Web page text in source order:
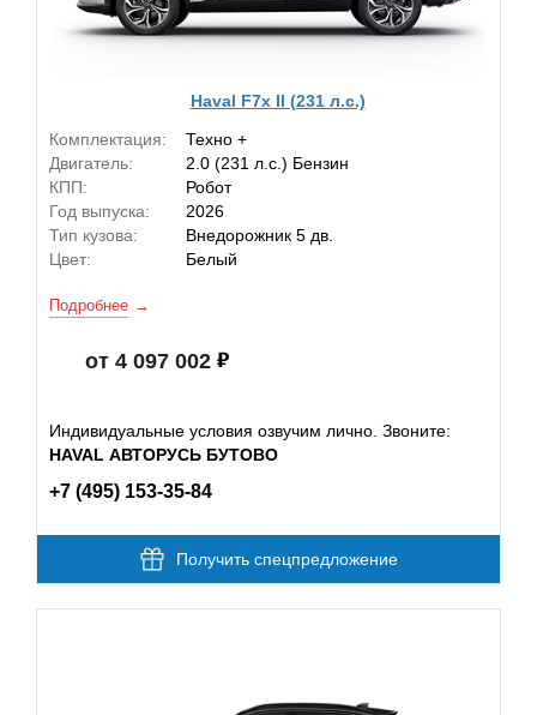
Haval F7x II (231 л.с.)
Комплектация:
Техно +
Двигатель:
2.0 (231 л.с.) Бензин
КПП:
Робот
Год выпуска:
2026
Тип кузова:
Внедорожник 5 дв.
Цвет:
Белый
Подробнее
от 4 097 002
Индивидуальные условия озвучим лично. Звоните:
HAVAL АВТОРУСЬ БУТОВО
+7 (495) 153-35-84
Получить спецпредложение